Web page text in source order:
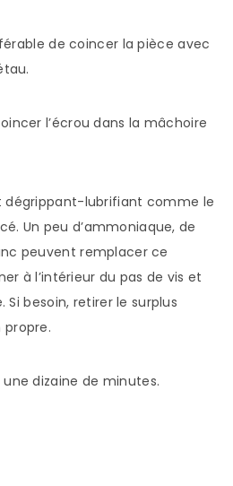
de coincer la pièce avec
l’écrou dans la mâchoire
dégrippant-lubrifiant comme le
Un peu d’ammoniaque, de
peuvent remplacer ce
à l’intérieur du pas de vis et
Si besoin, retirer le surplus
dizaine de minutes.